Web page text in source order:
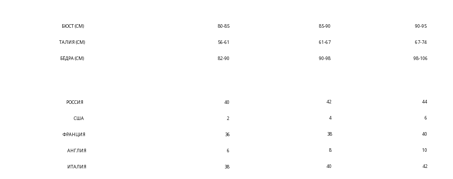
БЮСТ (СМ)
ТАЛИЯ (СМ)
БЁДРА (СМ)
80-85
56-61
82-90
85-90
61-67
90-98
90-95
67-74
98-106
РОССИЯ
США
ФРАНЦИЯ
АНГЛИЯ
ИТАЛИЯ
40
2
36
6
38
42
4
38
8
40
44
6
40
10
42